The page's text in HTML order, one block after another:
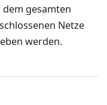
gesamten
Netze
werden.